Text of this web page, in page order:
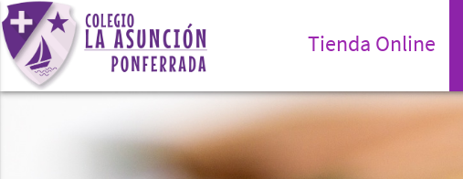
Tienda Online